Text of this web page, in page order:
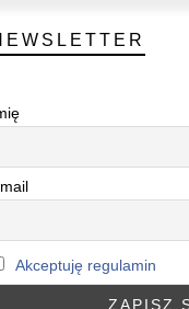
Akceptuję regulamin